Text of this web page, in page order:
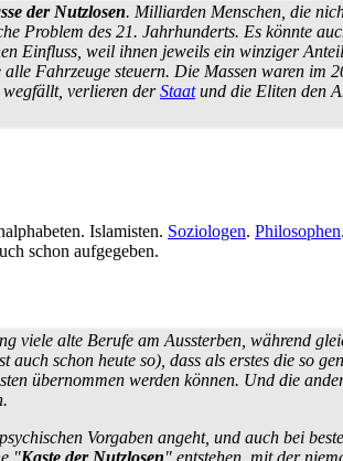
der Nutzlosen. Milliarden Menschen, die
Problem des 21. Jahrhunderts. Es könnte
Einfluss, weil ihnen jeweils ein winziger
Fahrzeuge steuern. Die Massen waren im
verlieren derStaatund die Eliten den
Islamisten. Soziologen. Philosophen
schon aufgegeben.
viele alte Berufe am Aussterben, während
schon heute so), dass als erstes die so
über­nommen werden können. Und die
Vorgaben angeht, und auch bei
"Kaste der Nutzlosen" entstehen, mit der